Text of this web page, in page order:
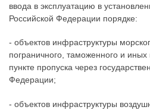
ввода в эксплуатацию в
Российской Федерации порядке:
- объектов инфраструктуры
пограничного, таможенного и
пункте пропуска через
Федерации;
- объектов инфраструктуры